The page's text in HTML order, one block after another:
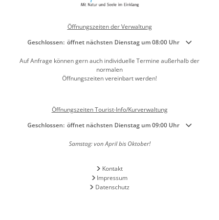
Öffnungszeiten der Verwaltung
Klicken, um weitere Öffnungs- oder Schließzeiten auszublenden
Geschlossen: öffnet nächsten Dienstag um 08:00 Uhr
Auf Anfrage können gern auch individuelle Termine außerhalb der
normalen
Öffnungszeiten vereinbart werden!
Öffnungszeiten Tourist-Info/Kurverwaltung
Klicken, um weitere Öffnungs- oder Schließzeiten auszublenden
Geschlossen: öffnet nächsten Dienstag um 09:00 Uhr
Samstag: von April bis Oktober!
Kontakt
Impressum
Datenschutz